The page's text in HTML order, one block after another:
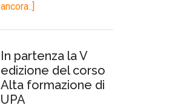
ancora..]
In partenza la V
edizione del corso
Alta formazione di
UPA